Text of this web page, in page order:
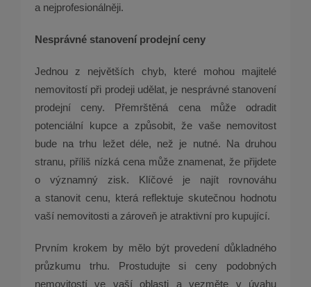
a nejprofesionálněji.
Nesprávné stanovení prodejní ceny
Jednou z největších chyb, které mohou majitelé
nemovitostí při prodeji udělat, je nesprávné stanovení
prodejní ceny. Přemrštěná cena může odradit
potenciální kupce a způsobit, že vaše nemovitost
bude na trhu ležet déle, než je nutné. Na druhou
stranu, příliš nízká cena může znamenat, že přijdete
o významný zisk. Klíčové je najít rovnováhu
a stanovit cenu, která reflektuje skutečnou hodnotu
vaší nemovitosti a zároveň je atraktivní pro kupující.
Prvním krokem by mělo být provedení důkladného
průzkumu trhu. Prostudujte si ceny podobných
nemovitostí ve vaší oblasti a vezměte v úvahu